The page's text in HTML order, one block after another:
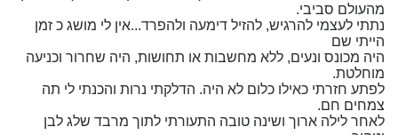
מהעולם סביבי.
נתתי לעצמי להרגיש, להזיל דימעה ולהפרד...אין לי מושג כ זמן
הייתי שם
היה מכונס ונעים, ללא מחשבות או תחושות, היה שחרור וכניעה
מוחלטת.
לפתע חזרתי כאילו כלום לא היה. הדלקתי נרות והכנתי לי תה
צמחים חם.
לאחר לילה ארוך ושינה טובה התעורתי לתוך מרבד שלג לבן